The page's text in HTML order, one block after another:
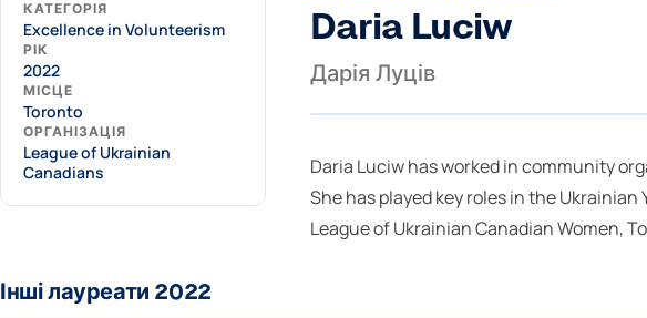
КАТЕГОРІЯ
Excellence in Volunteerism
РІК
2022
МІСЦЕ
Toronto
ОРГАНІЗАЦІЯ
League of Ukrainian
Canadians
Daria Luciw
Дарія Луців
Daria Luciw has worked in community
She has played key roles in the
League of Ukrainian Canadian Women,
Інші лауреати 2022